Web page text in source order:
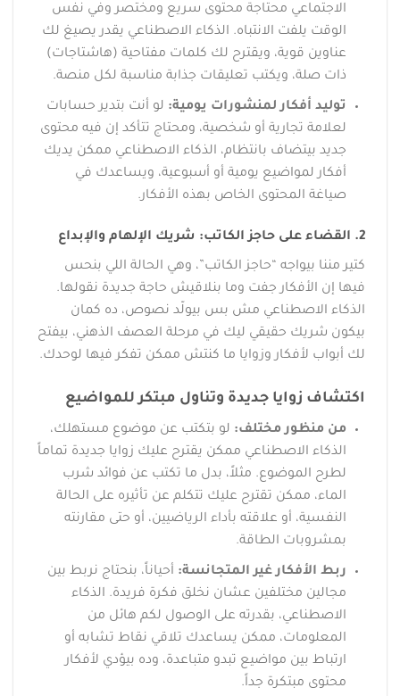
الاجتماعي محتاجة محتوى سريع ومختصر وفي نفس
الوقت يلفت الانتباه. الذكاء الاصطناعي يقدر يصيغ لك
عناوين قوية، ويقترح لك كلمات مفتاحية (هاشتاجات)
ذات صلة، ويكتب تعليقات جذابة مناسبة لكل منصة.
توليد أفكار لمنشورات يومية: لو أنت بتدير حسابات
لعلامة تجارية أو شخصية، ومحتاج تتأكد إن فيه محتوى
جديد بيتضاف بانتظام، الذكاء الاصطناعي ممكن يديك
أفكار لمواضيع يومية أو أسبوعية، ويساعدك في
صياغة المحتوى الخاص بهذه الأفكار.
2. القضاء على حاجز الكاتب: شريك الإلهام والإبداع
كتير مننا بيواجه “حاجز الكاتب”، وهي الحالة اللي بنحس
فيها إن الأفكار جفت وما بنلاقيش حاجة جديدة نقولها.
الذكاء الاصطناعي مش بس بيولّد نصوص، ده كمان
بيكون شريك حقيقي ليك في مرحلة العصف الذهني، بيفتح
لك أبواب لأفكار وزوايا ما كنتش ممكن تفكر فيها لوحدك.
اكتشاف زوايا جديدة وتناول مبتكر للمواضيع
من منظور مختلف: لو بتكتب عن موضوع مستهلك،
الذكاء الاصطناعي ممكن يقترح عليك زوايا جديدة تماماً
لطرح الموضوع. مثلاً، بدل ما تكتب عن فوائد شرب
الماء، ممكن تقترح عليك تتكلم عن تأثيره على الحالة
النفسية، أو علاقته بأداء الرياضيين، أو حتى مقارنته
بمشروبات الطاقة.
ربط الأفكار غير المتجانسة: أحياناً، بنحتاج نربط بين
مجالين مختلفين عشان نخلق فكرة فريدة. الذكاء
الاصطناعي، بقدرته على الوصول لكم هائل من
المعلومات، ممكن يساعدك تلاقي نقاط تشابه أو
ارتباط بين مواضيع تبدو متباعدة، وده بيؤدي لأفكار
محتوى مبتكرة جداً.